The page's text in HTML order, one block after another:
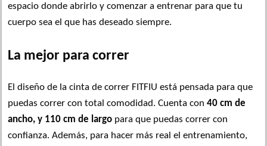
espacio donde abrirlo y comenzar a entrenar para que tu
cuerpo sea el que has deseado siempre.
La mejor para correr
El diseño de la cinta de correr FITFIU está pensada para que
puedas correr con total comodidad. Cuenta con 40 cm de
ancho, y 110 cm de largo para que puedas correr con
confianza. Además, para hacer más real el entrenamiento,